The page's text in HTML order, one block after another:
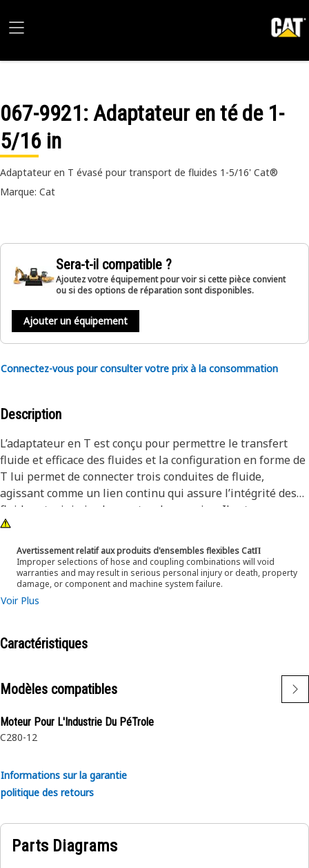
067-9921: Adaptateur en té de 1-
5/16 in
Adaptateur en T évasé pour transport de fluides 1-5/16' Cat®
Marque: Cat
Sera-t-il compatible ?
Ajoutez votre équipement pour voir si cette pièce convient
ou si des options de réparation sont disponibles.
Ajouter un équipement
Connectez-vous pour consulter votre prix à la consommation
Description
L’adaptateur en T est conçu pour permettre le transfert
fluide et efficace des fluides et la configuration en forme de
T lui permet de connecter trois conduites de fluide,
agissant comme un lien continu qui assure l’intégrité des
fluides et minimise les pertes de pression. Il est conçu avec
des matériaux de haute qualité pour résister aux
conditions exigeantes rencontrées pendant le
fonctionnement.
Attributs :
• La forme hexagonale de l’adaptateur permet une
• Conçu avec des spécifications précises pour s’adapter avec
Utilisations :
étanche entre les pièces.
Avertissement relatif aux produits d'ensembles flexibles CatΠ
Improper selections of hose and coupling combinations will void
warranties and may result in serious personal injury or death, property
damage, or component and machine system failure.
Voir Plus
Caractéristiques
Modèles compatibles
Moteur Pour L'Industrie Du PéTrole
C280-12
Informations sur la garantie
politique des retours
Parts Diagrams